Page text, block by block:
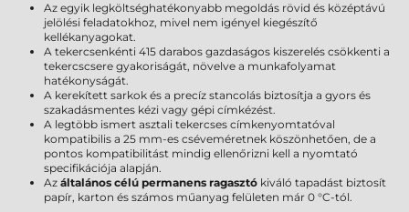
Az egyik legköltséghatékonyabb megoldás rövid és középtávú
jelölési feladatokhoz, mivel nem igényel kiegészítő
kellékanyagokat.
A tekercsenkénti 415 darabos gazdaságos kiszerelés csökkenti a
tekercscsere gyakoriságát, növelve a munkafolyamat
hatékonyságát.
A kerekített sarkok és a precíz stancolás biztosítja a gyors és
szakadásmentes kézi vagy gépi címkézést.
A legtöbb ismert asztali tekercses címkenyomtatóval
kompatibilis a 25 mm-es cséveméretnek köszönhetően, de a
pontos kompatibilitást mindig ellenőrizni kell a nyomtató
specifikációja alapján.
Az általános célú permanens ragasztó kiváló tapadást biztosít
papír, karton és számos műanyag felületen már 0 °C-tól.